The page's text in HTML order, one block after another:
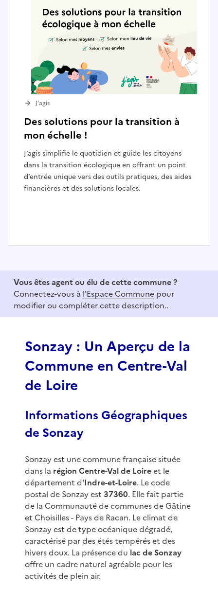
Des solutions pour la transition à
mon échelle !
J’agis simplifie le quotidien et guide les citoyens
dans la transition écologique en offrant un point
d’entrée unique vers des outils pratiques, des aides
financières et des solutions locales.
J’agis
f
Vous êtes agent ou élu de cette commune ?
Connectez-vous à l'Espace Commune pour
modifier ou compléter cette description..
Sonzay : Un Aperçu de la
Commune en Centre-Val
de Loire
Informations Géographiques
de Sonzay
Sonzay est une commune française située
dans la région Centre-Val de Loireet le
département d'Indre-et-Loire. Le code
postal de Sonzay est 37360. Elle fait partie
de la Communauté de communes de Gâtine
et Choisilles - Pays de Racan. Le climat de
Sonzay est de type océanique dégradé,
caractérisé par des étés tempérés et des
hivers doux. La présence du lac de Sonzay
offre un cadre naturel agréable pour les
activités de plein air.